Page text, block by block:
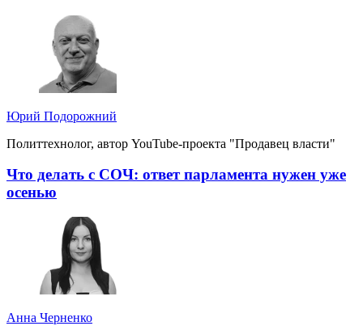
Юрий Подорожний
Политтехнолог, автор YouTube-проекта "Продавец власти"
Что делать с СОЧ: ответ парламента нужен уже
осенью
Анна Черненко